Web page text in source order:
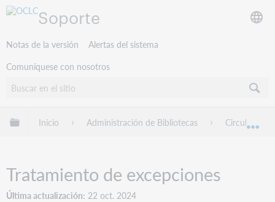
Soporte
Notas de la versión
Alertas del sistema
Comuníquese con nosotros
Expandir/contraer jerarquía global
Inicio Administración de Bibliotecas Circulación
Tratamiento de excepciones
Última actualización 22 oct. 2024